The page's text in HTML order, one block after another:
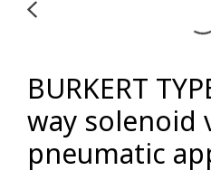
BURKERT
way solenoid
pneumatic